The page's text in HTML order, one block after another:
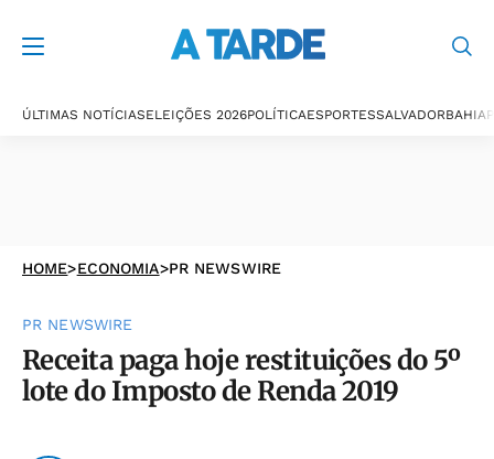
ÚLTIMAS NOTÍCIASELEIÇÕES 2026POLÍTICAESPORTESSALVADORBAHIA
HOME>ECONOMIA>PR NEWSWIRE
PR NEWSWIRE
Receita paga hoje restituições do 5º
lote do Imposto de Renda 2019